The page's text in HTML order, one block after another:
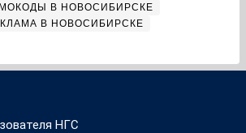
В НОВОСИБИРСКЕ
В НОВОСИБИРСКЕ
НГС